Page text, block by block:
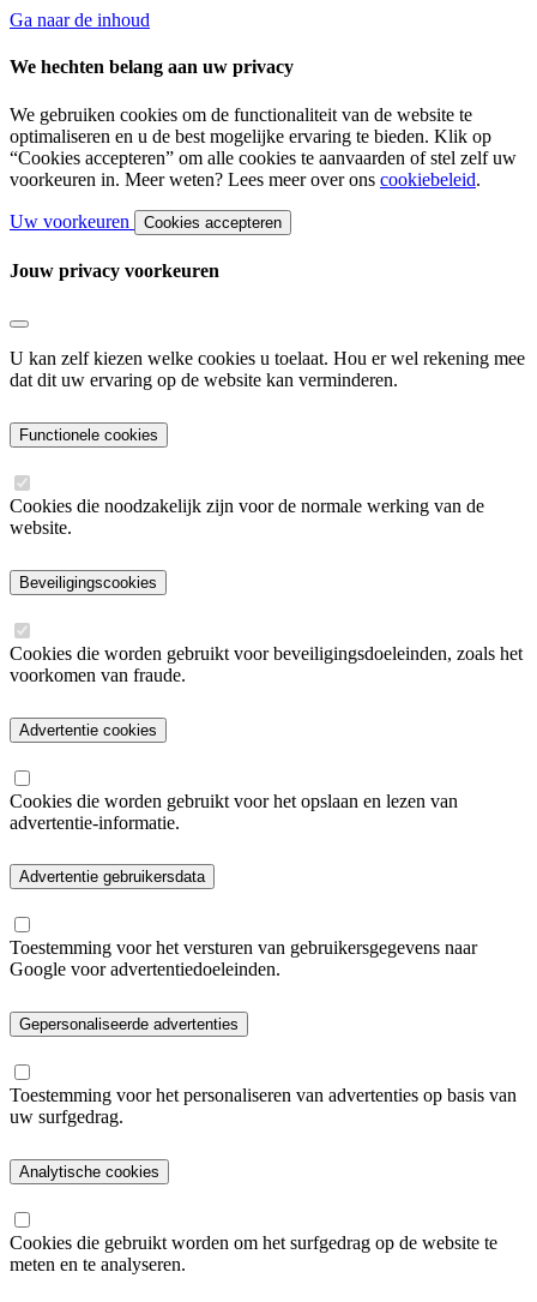
Ga naar de inhoud
We hechten belang aan uw privacy
We gebruiken cookies om de functionaliteit van de website te
optimaliseren en u de best mogelijke ervaring te bieden. Klik op
“Cookies accepteren” om alle cookies te aanvaarden of stel zelf uw
voorkeuren in. Meer weten? Lees meer over ons cookiebeleid.
Uw voorkeuren Cookies accepteren
Jouw privacy voorkeuren
U kan zelf kiezen welke cookies u toelaat. Hou er wel rekening mee
dat dit uw ervaring op de website kan verminderen.
Functionele cookies
Cookies die noodzakelijk zijn voor de normale werking van de
website.
Beveiligingscookies
Cookies die worden gebruikt voor beveiligingsdoeleinden, zoals het
voorkomen van fraude.
Advertentie cookies
Cookies die worden gebruikt voor het opslaan en lezen van
advertentie-informatie.
Advertentie gebruikersdata
Toestemming voor het versturen van gebruikersgegevens naar
Google voor advertentiedoeleinden.
Gepersonaliseerde advertenties
Toestemming voor het personaliseren van advertenties op basis van
uw surfgedrag.
Analytische cookies
Cookies die gebruikt worden om het surfgedrag op de website te
meten en te analyseren.